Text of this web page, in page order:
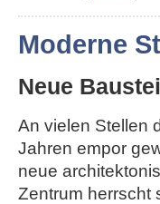
Moderne
Neue
An vielen Stellen
Jahren empor
neue
Zentrum herrscht